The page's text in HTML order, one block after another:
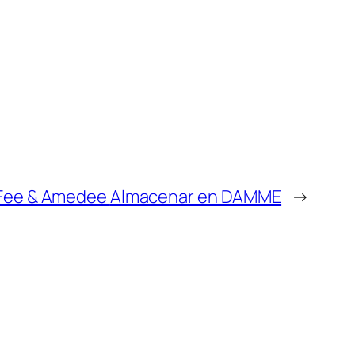
& AmedeeAlmacenar en DAMME →